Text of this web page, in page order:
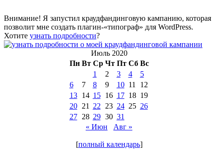
Внимание! Я запустил краудфандинговую кампанию, которая
позволит мне создать плагин-«типограф» для WordPress.
Хотите узнать подробности?
Июль 2020
Пн Вт Ср Чт Пт Сб Вс
1
2 3 4
5
6
7 8 9 10 11
12
13
14 15 16 17 18 19
20
21 22 23 24 25 26
27
28 29 30 31
« Июн
Авг »
[полный календарь]